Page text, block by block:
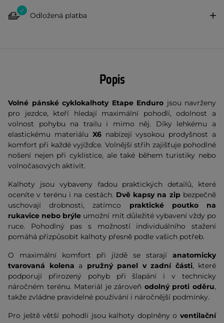
Odložená platba
Popis
Volné pánské cyklokalhoty Etape Enduro jsou navrženy
pro jezdce, kteří hledají maximální pohodlí, odolnost a
volnost pohybu na trailu i mimo něj. Díky lehkému a
elastickému materiálu X6nabízejí vysokou prodyšnost a
komfort při každé vyjížďce. Volnější střih zajišťuje pohodlné
nošení nejen při cyklistice, ale také během turistiky nebo
volnočasových aktivit.
Kalhoty jsou vybaveny řadou praktických detailů, které
oceníte v terénu i na cestách. Dvě kapsy na zip bezpečně
uschovají drobnosti, zatímco praktické poutko na
rukavice nebo brýle umožní mít důležité vybavení vždy po
ruce. Pohodlný pas s možností individuálního stažení
pomáhá přizpůsobit kalhoty přesně podle vašich potřeb.
O maximální komfort při jízdě se starají anatomicky
tvarovaná kolena a pružný panel v zadní části, které
podporují přirozený pohyb při šlapání i v technicky
náročném terénu. Materiál je zároveň odolný proti oděru,
takže zvládne pravidelné používání i náročnější podmínky.
Pro ještě větší pohodlí jsou kalhoty doplněny o ventilační